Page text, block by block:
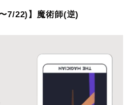
7/22)】魔術師(逆)